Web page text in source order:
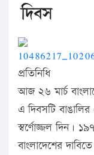
দিবস
প্রতিনিধি
আজ ২৬ মার্চ
এ দিবসটি
স্বর্ণোজ্জল দিন।
বাংলাদেশের